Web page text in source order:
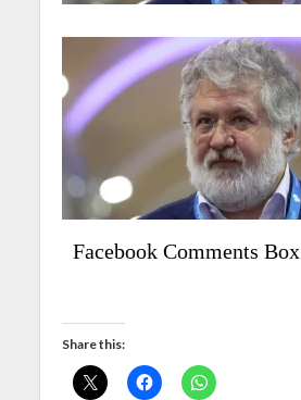
Facebook Comments Box
Share this: